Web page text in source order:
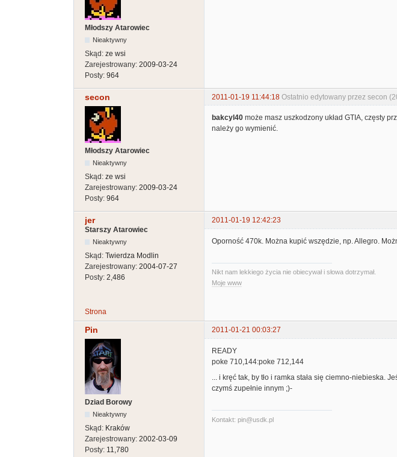
Młodszy Atarowiec
Nieaktywny
Skąd: ze wsi
Zarejestrowany: 2009-03-24
Posty: 964
secon 2011-01-19 11:44:18 Ostatnio edytowany przez secon
Młodszy Atarowiec
Nieaktywny
Skąd: ze wsi
Zarejestrowany: 2009-03-24
Posty: 964
bakcyl40 może masz uszkodzony układ GTIA, częsty
należy go wymienić.
jer
2011-01-19 12:42:23
Starszy Atarowiec
Nieaktywny
Skąd: Twierdza Modlin
Zarejestrowany: 2004-07-27
Posty: 2,486
Oporność 470k. Można kupić wszędzie, np. Allegro.
Nikt nam lekkiego życia nie obiecywał i słowa dotrzymał.
Moje www
Strona
Pin 2011-01-21 00:03:27
Dziad Borowy
Nieaktywny
Skąd: Kraków
Zarejestrowany: 2002-03-09
Posty: 11,780
READY
poke 710,144:poke 712,144
... i kręć tak, by tło i ramka stała się ciemno-niebieska.
czymś zupełnie innym ;)-
Kontakt: pin@usdk.pl